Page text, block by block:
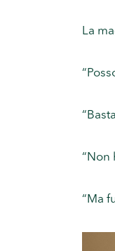
La
“Non
“Ma